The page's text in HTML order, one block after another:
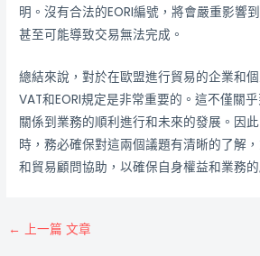
明。沒有合法的EORI編號，將會嚴重影響
甚至可能導致交易無法完成。
總結來說，對於在歐盟進行貿易的企業和
VAT和EORI規定是非常重要的。這不僅關
關係到業務的順利進行和未來的發展。因
時，務必確保對這兩個議題有清晰的了解
和貿易顧問協助，以確保自身權益和業務的
← 上一篇 文章